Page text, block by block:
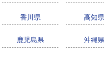
香川県 高知県
鹿児島県 沖縄県